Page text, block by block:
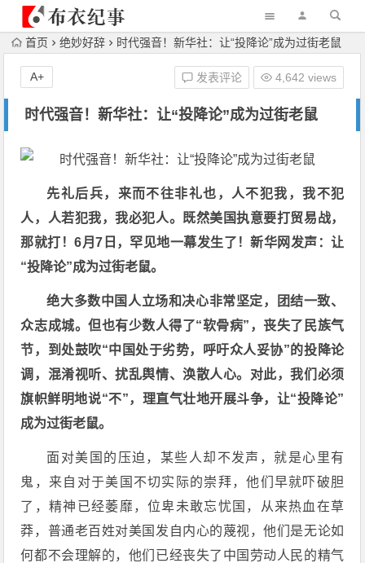
首页 绝妙好辞 时代强音！新华社：让“投降论”成为过街老鼠
时代强音！新华社：让“投降论”成为过街老鼠
发表评论 4,642 views
A+
先礼后兵，来而不往非礼也，人不犯我，我不犯
人，人若犯我，我必犯人。既然美国执意要打贸易战，
那就打！6月7日，罕见地一幕发生了！新华网发声：让
“投降论”成为过街老鼠。
绝大多数中国人立场和决心非常坚定，团结一致、
众志成城。但也有少数人得了“软骨病”，丧失了民族气
节，到处鼓吹“中国处于劣势，呼吁众人妥协”的投降论
调，混淆视听、扰乱舆情、涣散人心。对此，我们必须
旗帜鲜明地说“不”，理直气壮地开展斗争，让“投降论”
成为过街老鼠。
面对美国的压迫，某些人却不发声，就是心里有
鬼，来自对于美国不切实际的崇拜，他们早就吓破胆
了，精神已经萎靡，位卑未敢忘忧国，从来热血在草
莽，普通老百姓对美国发自内心的蔑视，他们是无论如
何都不会理解的，他们已经丧失了中国劳动人民的精气